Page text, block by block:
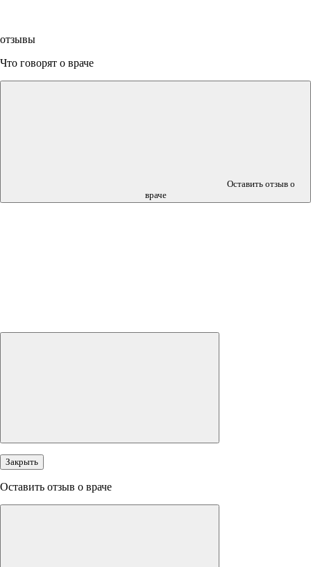
отзывы
Что говорят о враче
Оставить отзыв о
враче
Закрыть
Оставить отзыв о враче